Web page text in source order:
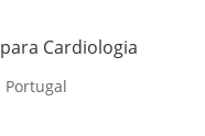
Cardiologia